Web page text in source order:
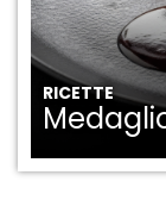
RICETTE